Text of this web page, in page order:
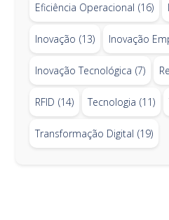
Eficiência Operacional (16)
Inovação (13) Inovação
Inovação Tecnológica (7)
RFID (14) Tecnologia (11)
Transformação Digital (19)